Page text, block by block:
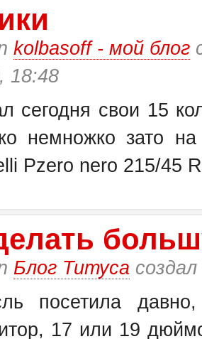
kolbasoff - мой блог
18:48
сегодня свои 15
немножко зато
Pzero nero 215/45
Блог Титуса
посетила
17 или 19